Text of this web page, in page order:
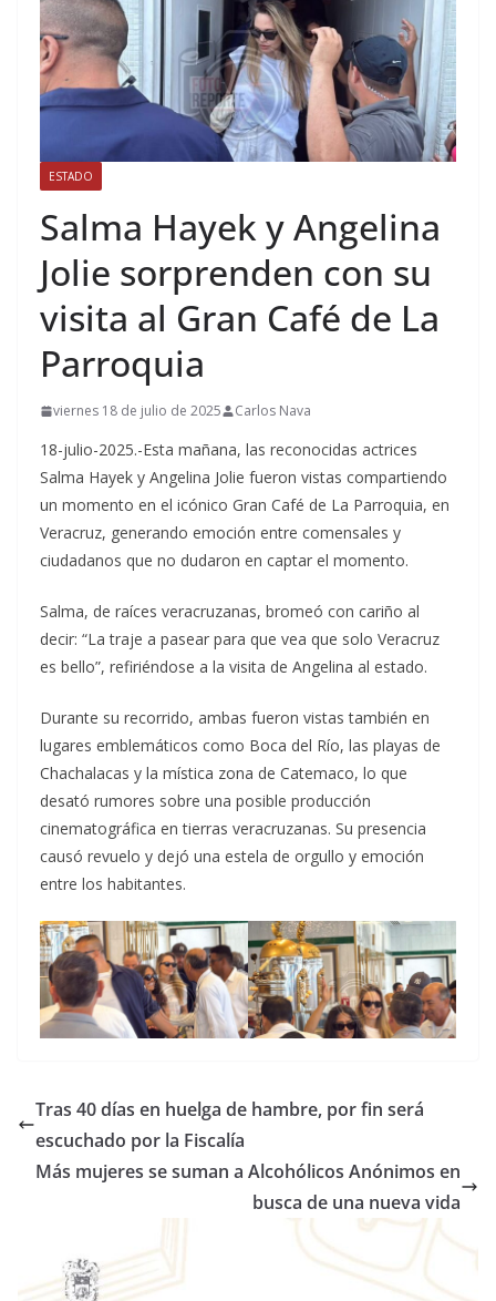
ESTADO
Salma Hayek y Angelina
Jolie sorprenden con su
visita al Gran Café de La
Parroquia
viernes 18 de julio de 2025 Carlos Nava
18-julio-2025.-Esta mañana, las reconocidas actrices
Salma Hayek y Angelina Jolie fueron vistas compartiendo
un momento en el icónico Gran Café de La Parroquia, en
Veracruz, generando emoción entre comensales y
ciudadanos que no dudaron en captar el momento.
Salma, de raíces veracruzanas, bromeó con cariño al
decir: “La traje a pasear para que vea que solo Veracruz
es bello”, refiriéndose a la visita de Angelina al estado.
Durante su recorrido, ambas fueron vistas también en
lugares emblemáticos como Boca del Río, las playas de
Chachalacas y la mística zona de Catemaco, lo que
desató rumores sobre una posible producción
cinematográfica en tierras veracruzanas. Su presencia
causó revuelo y dejó una estela de orgullo y emoción
entre los habitantes.
Tras 40 días en huelga de hambre, por fin será
escuchado por la Fiscalía
Más mujeres se suman a Alcohólicos Anónimos en
busca de una nueva vida